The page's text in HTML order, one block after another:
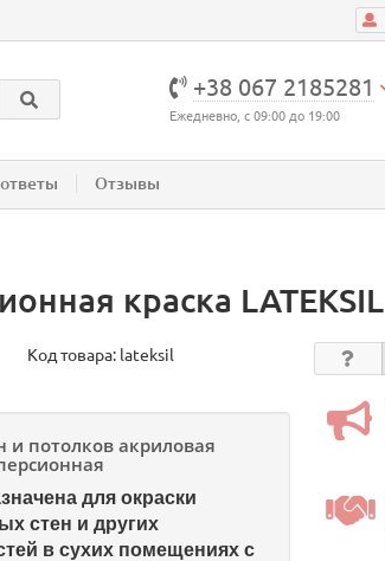
+38 067 2185281
Ежедневно, с 09:00 до 19:00
Отзывы
краска LATEKSIL
Код товара: lateksil
и потолков акриловая
для окраски
стен и других
в сухих помещениях с